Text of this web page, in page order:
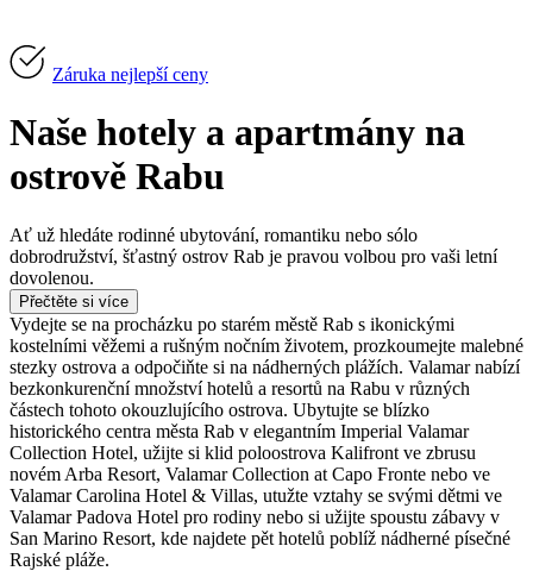
Záruka nejlepší ceny
Naše hotely a apartmány na
ostrově Rabu
Ať už hledáte rodinné ubytování, romantiku nebo sólo
dobrodružství, šťastný ostrov Rab je pravou volbou pro vaši letní
dovolenou.
Přečtěte si více
Vydejte se na procházku po starém městě Rab s ikonickými
kostelními věžemi a rušným nočním životem, prozkoumejte malebné
stezky ostrova a odpočiňte si na nádherných plážích. Valamar nabízí
bezkonkurenční množství hotelů a resortů na Rabu v různých
částech tohoto okouzlujícího ostrova. Ubytujte se blízko
historického centra města Rab v elegantním Imperial Valamar
Collection Hotel, užijte si klid poloostrova Kalifront ve zbrusu
novém Arba Resort, Valamar Collection at Capo Fronte nebo ve
Valamar Carolina Hotel & Villas, utužte vztahy se svými dětmi ve
Valamar Padova Hotel pro rodiny nebo si užijte spoustu zábavy v
San Marino Resort, kde najdete pět hotelů poblíž nádherné písečné
Rajské pláže.